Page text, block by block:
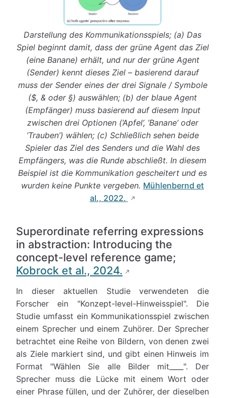
Darstellung des Kommunikationsspiels; (a) Das
Spiel beginnt damit, dass der grüne Agent das Ziel
(eine Banane) erhält, und nur der grüne Agent
(Sender) kennt dieses Ziel – basierend darauf
muss der Sender eines der drei Signale / Symbole
($, & oder §) auswählen; (b) der blaue Agent
(Empfänger) muss basierend auf diesem Input
zwischen drei Optionen (’Apfel’, ’Banane’ oder
’Trauben’) wählen; (c) Schließlich sehen beide
Spieler das Ziel des Senders und die Wahl des
Empfängers, was die Runde abschließt. In diesem
Beispiel ist die Kommunikation gescheitert und es
wurden keine Punkte vergeben. Mühlenbernd et
al., 2022.
Superordinate referring expressions
in abstraction: Introducing the
concept-level reference game;
Kobrock et al., 2024.
In dieser aktuellen Studie verwendeten die
Forscher ein "Konzept-level-Hinweisspiel". Die
Studie umfasst ein Kommunikationsspiel zwischen
einem Sprecher und einem Zuhörer. Der Sprecher
betrachtet eine Reihe von Bildern, von denen zwei
als Ziele markiert sind, und gibt einen Hinweis im
Format "Wählen Sie alle Bilder mit____". Der
Sprecher muss die Lücke mit einem Wort oder
einer Phrase füllen, und der Zuhörer, der dieselben